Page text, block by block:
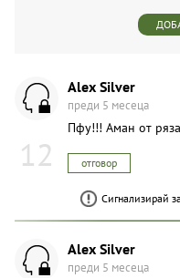
12
Alex Silver
преди 5 месеца
Пфу!!! Аман от
отговор
Сигнализирай
Alex Silver
преди 5 месеца